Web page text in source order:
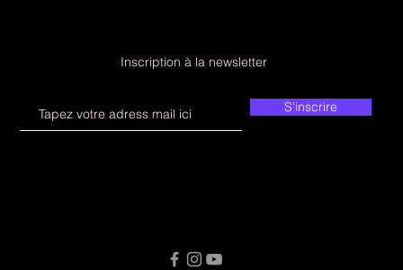
Inscription à la newsletter
S'inscrire